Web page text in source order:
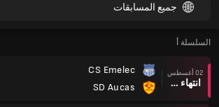
جميع المسابقات
السلسلة أ
02 أغسطس
انتهاء وقت المباراة
CS Emelec
SD Aucas